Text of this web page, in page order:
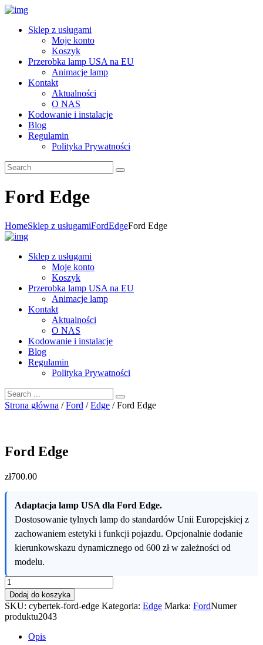
Sklep z usługami
Moje konto
Koszyk
Przerobka lamp USA na EU
Animacje lamp
Kontakt
Aktualności
O NAS
Kodowanie i instalacje
Blog
Regulamin
Polityka Prywatności
Ford Edge
HomeSklep z usługamiFordEdgeFord Edge
Sklep z usługami
Moje konto
Koszyk
Przerobka lamp USA na EU
Animacje lamp
Kontakt
Aktualności
O NAS
Kodowanie i instalacje
Blog
Regulamin
Polityka Prywatności
Strona główna /Ford /Edge / Ford Edge
Ford Edge
zł700.00
Adaptacja lamp USA dla Ford Edge.
Dostosowanie tylnych lamp do standardów Unii Europejskiej z
zachowaniem estetyki i funkcji pojazdu. Opcjonalnie dodanie
kierunkowskazu dynamicznego od 600 zł w zależności od
modelu.
ilość
Ford
Edge
Dodaj do koszyka
SKU: cybertek-ford-edge Kategoria: Edge Marka: FordNumer
produktu2043
Opis